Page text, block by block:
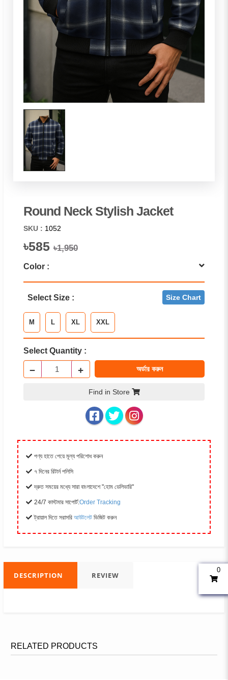
Round Neck Stylish Jacket
SKU : 1052
৳585 ৳1,950
Color :
Select Size : Size Chart
M L XL XXL
Select Quantity :
− + অর্ডার করুন
Find in Store
পণ্য হাতে পেয়ে মূল্য পরিশোধ করুন
৭ দিনের রিটার্ন পলিসি
দ্রুত সময়ের মধ্যে সারা বাংলাদেশে "হোম ডেলিভারি"
24/7 কাস্টমার সাপোর্ট:Order Tracking
ট্রায়াল দিতে সরাসরি আউটলেট ভিজিট করুন
DESCRIPTION REVIEW
RELATED PRODUCTS
0